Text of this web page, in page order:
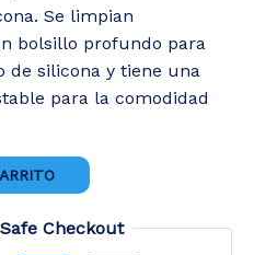
Se limpian
bolsillo profundo para
de silicona y tiene una
para la comodidad
Checkout